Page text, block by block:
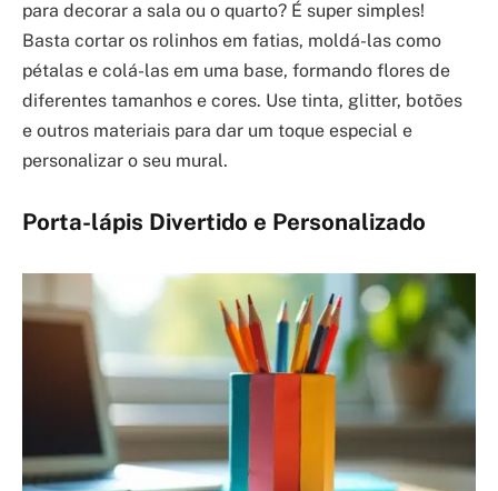
para decorar a sala ou o quarto? É super simples!
Basta cortar os rolinhos em fatias, moldá-las como
pétalas e colá-las em uma base, formando flores de
diferentes tamanhos e cores. Use tinta, glitter, botões
e outros materiais para dar um toque especial e
personalizar o seu mural.
Porta-lápis Divertido e Personalizado